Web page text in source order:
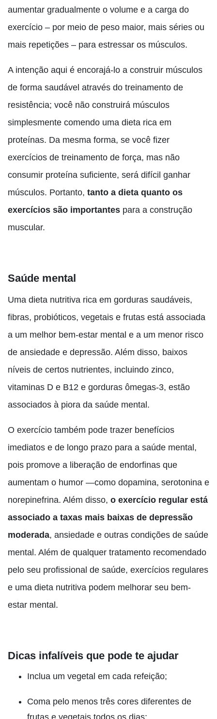
aumentar gradualmente o volume e a carga do
exercício – por meio de peso maior, mais séries ou
mais repetições – para estressar os músculos.
A intenção aqui é encorajá-lo a construir músculos
de forma saudável através do treinamento de
resistência; você não construirá músculos
simplesmente comendo uma dieta rica em
proteínas. Da mesma forma, se você fizer
exercícios de treinamento de força, mas não
consumir proteína suficiente, será difícil ganhar
músculos. Portanto, tanto a dieta quanto os
exercícios são importantes para a construção
muscular.
Saúde mental
Uma dieta nutritiva rica em gorduras saudáveis,
fibras, probióticos, vegetais e frutas está associada
a um melhor bem-estar mental e a um menor risco
de ansiedade e depressão. Além disso, baixos
níveis de certos nutrientes, incluindo zinco,
vitaminas D e B12 e gorduras ômegas-3, estão
associados à piora da saúde mental.
O exercício também pode trazer benefícios
imediatos e de longo prazo para a saúde mental,
pois promove a liberação de endorfinas que
aumentam o humor —como dopamina, serotonina e
norepinefrina. Além disso, o exercício regular está
associado a taxas mais baixas de depressão
moderada, ansiedade e outras condições de saúde
mental. Além de qualquer tratamento recomendado
pelo seu profissional de saúde, exercícios regulares
e uma dieta nutritiva podem melhorar seu bem-
estar mental.
Dicas infalíveis que pode te ajudar
Inclua um vegetal em cada refeição;
Coma pelo menos três cores diferentes de
frutas e vegetais todos os dias;